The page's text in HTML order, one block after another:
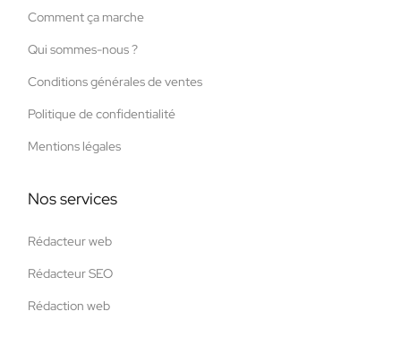
Comment ça marche
Qui sommes-nous ?
Conditions générales de ventes
Politique de confidentialité
Mentions légales
Nos services
Rédacteur web
Rédacteur SEO
Rédaction web